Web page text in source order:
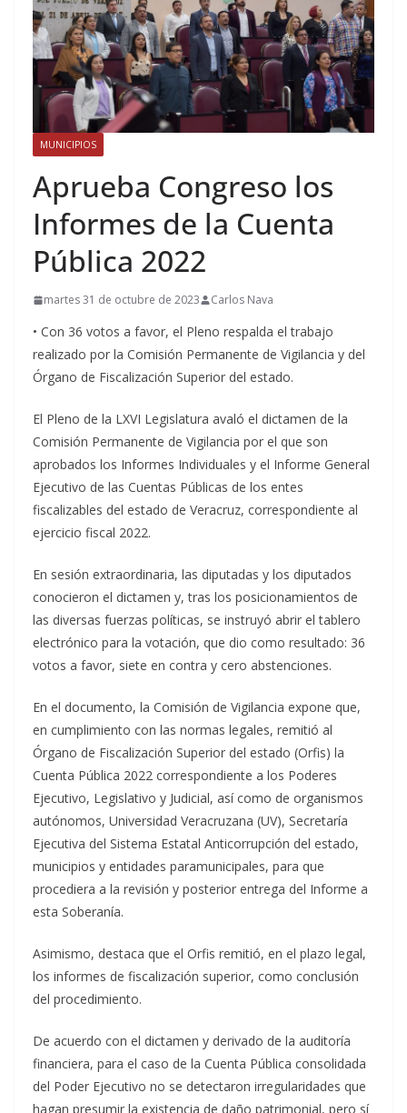
MUNICIPIOS
Aprueba Congreso los
Informes de la Cuenta
Pública 2022
martes 31 de octubre de 2023 Carlos Nava
• Con 36 votos a favor, el Pleno respalda el trabajo
realizado por la Comisión Permanente de Vigilancia y del
Órgano de Fiscalización Superior del estado.
El Pleno de la LXVI Legislatura avaló el dictamen de la
Comisión Permanente de Vigilancia por el que son
aprobados los Informes Individuales y el Informe General
Ejecutivo de las Cuentas Públicas de los entes
fiscalizables del estado de Veracruz, correspondiente al
ejercicio fiscal 2022.
En sesión extraordinaria, las diputadas y los diputados
conocieron el dictamen y, tras los posicionamientos de
las diversas fuerzas políticas, se instruyó abrir el tablero
electrónico para la votación, que dio como resultado: 36
votos a favor, siete en contra y cero abstenciones.
En el documento, la Comisión de Vigilancia expone que,
en cumplimiento con las normas legales, remitió al
Órgano de Fiscalización Superior del estado (Orfis) la
Cuenta Pública 2022 correspondiente a los Poderes
Ejecutivo, Legislativo y Judicial, así como de organismos
autónomos, Universidad Veracruzana (UV), Secretaría
Ejecutiva del Sistema Estatal Anticorrupción del estado,
municipios y entidades paramunicipales, para que
procediera a la revisión y posterior entrega del Informe a
esta Soberanía.
Asimismo, destaca que el Orfis remitió, en el plazo legal,
los informes de fiscalización superior, como conclusión
del procedimiento.
De acuerdo con el dictamen y derivado de la auditoría
financiera, para el caso de la Cuenta Pública consolidada
del Poder Ejecutivo no se detectaron irregularidades que
hagan presumir la existencia de daño patrimonial, pero sí